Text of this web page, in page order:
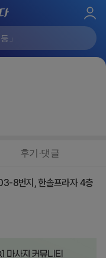
로
후기·댓글
8번지, 한솔프라자 4층